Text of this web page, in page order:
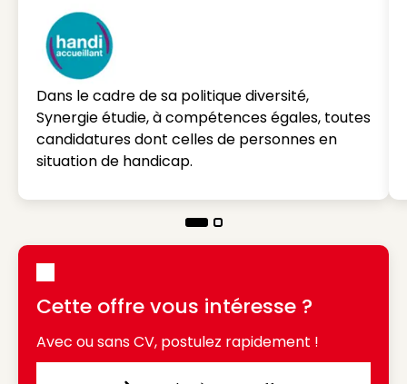
Dans le cadre de sa politique diversité,
Synergie étudie, à compétences égales, toutes
candidatures dont celles de personnes en
situation de handicap.
Cette offre vous intéresse ?
Avec ou sans CV, postulez rapidement !